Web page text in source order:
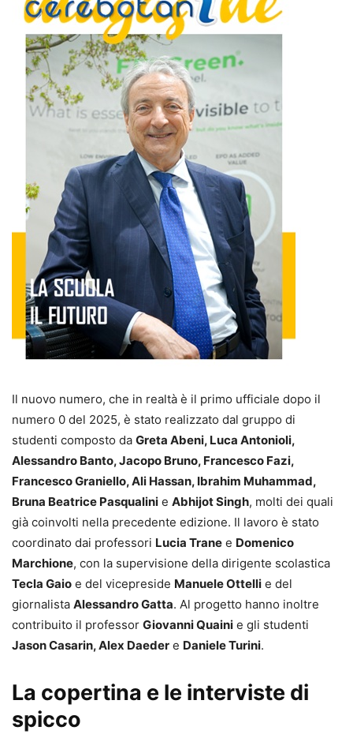
Il nuovo numero, che in realtà è il primo ufficiale dopo il
numero 0 del 2025, è stato realizzato dal gruppo di
studenti composto da Greta Abeni, Luca Antonioli,
Alessandro Banto, Jacopo Bruno, Francesco Fazi,
Francesco Graniello, Ali Hassan, Ibrahim Muhammad,
Bruna Beatrice Pasqualini e Abhijot Singh, molti dei quali
già coinvolti nella precedente edizione. Il lavoro è stato
coordinato dai professori Lucia Trane e Domenico
Marchione, con la supervisione della dirigente scolastica
Tecla Gaio e del vicepreside Manuele Ottelli e del
giornalista Alessandro Gatta. Al progetto hanno inoltre
contribuito il professor Giovanni Quaini e gli studenti
Jason Casarin, Alex Daeder e Daniele Turini.
La copertina e le interviste di
spicco